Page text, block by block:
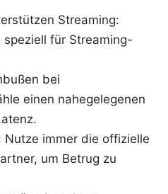
Streaming:
für Streaming-
bei
einen nahegelegenen
immer die offizielle
um Betrug zu